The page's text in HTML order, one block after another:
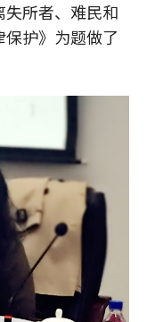
所者、难民和
护》为题做了